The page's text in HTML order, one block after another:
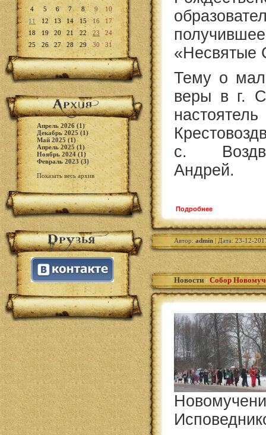
4
5 6 7 8 9
10
11
12 13 14 15 16
17
18
19 20 21 22 23
24
25
26 27 28 29 30 31
Апрель 2026 (1)
Декабрь 2025 (1)
Май 2025 (1)
Апрель 2025 (1)
Ноябрь 2024 (1)
Февраль 2023 (3)
Показать весь архив
«Несвятые
Тему о
веры в г.
настоятель
с.
Андрей.
Подробнее
Автор:admin| Дата: 23-12-
Новости : Собор